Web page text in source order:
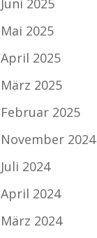
Mai 2025
April 2025
März 2025
Februar 2025
November 2024
Juli 2024
April 2024
März 2024